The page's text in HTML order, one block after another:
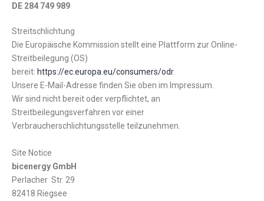
DE 284 749 989
Streitschlichtung
Die Europäische Kommission stellt eine Plattform zur Online-
Streitbeilegung (OS)
bereit: https://ec.europa.eu/consumers/odr.
Unsere E-Mail-Adresse finden Sie oben im Impressum.
Wir sind nicht bereit oder verpflichtet, an
Streitbeilegungsverfahren vor einer
Verbraucherschlichtungsstelle teilzunehmen.
Site Notice
bicenergy GmbH
Perlacher Str. 29
82418 Riegsee